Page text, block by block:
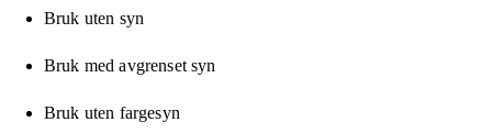
Bruk uten syn
Bruk med avgrenset syn
Bruk uten fargesyn